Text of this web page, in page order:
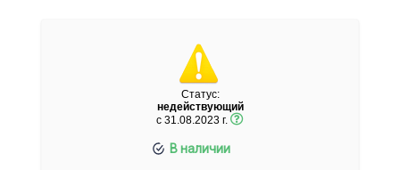
Статус:
недействующий
c 31.08.2023 г.
В наличии